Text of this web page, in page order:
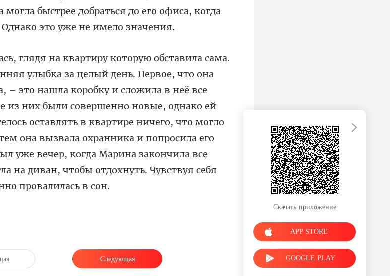
неё все
из них были совершенно новые, однако ей
оставлять в квартире ничего, что могло
она вызвала охранника
Следующая
Скачать приложение
APP STORE
GOOGLE PLAY